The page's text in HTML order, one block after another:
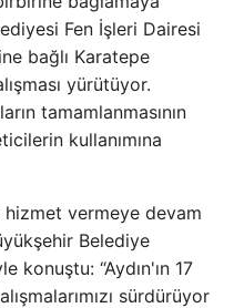
Fen İşleri Dairesi
bağlı Karatepe
yürütüyor.
tamamlanmasının
kullanımına
hizmet vermeye devam
Belediye
konuştu: “Aydın'ın 17
sürdürüyor